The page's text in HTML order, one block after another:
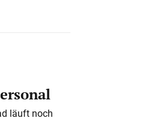
läuft noch